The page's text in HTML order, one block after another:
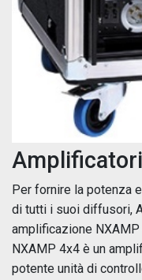
Amplificatori
Per fornire la potenza
di tutti i suoi diffusori,
amplificazione NXAMP
NXAMP 4x4 è un
potente unità di